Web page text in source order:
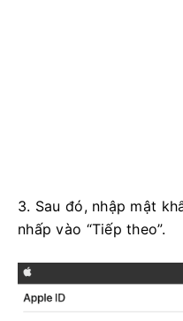
3. Sau đó, nhập mật
nhấp vào “Tiếp theo”.